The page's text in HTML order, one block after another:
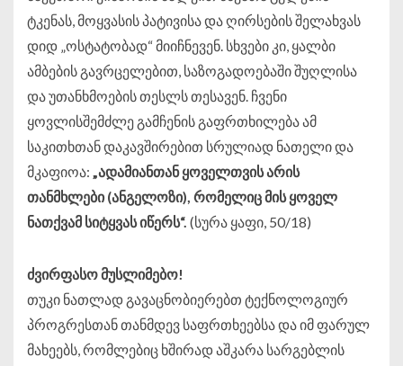
ტკენას, მოყვასის პატივისა და ღირსების შელახვას
დიდ „ოსტატობად“ მიიჩნევენ. სხვები კი, ყალბი
ამბების გავრცელებით, საზოგადოებაში შუღლისა
და უთანხმოების თესლს თესავენ. ჩვენი
ყოვლისშემძლე გამჩენის გაფრთხილება ამ
საკითხთან დაკავშირებით სრულიად ნათელი და
მკაფიოა: „ადამიანთან ყოველთვისარის
თანმხლები(ანგელოზი), რომელიცმის ყოველ
ნათქვამ სიტყვასიწერს“. (სურა ყაფი, 50/18)
ძვირფასომუსლიმებო!
თუკი ნათლად გავაცნობიერებთ ტექნოლოგიურ
პროგრესთან თანმდევ საფრთხეებსა და იმ ფარულ
მახეებს, რომლებიც ხშირად აშკარა სარგებლის